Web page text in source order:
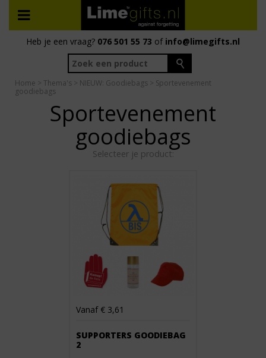
Heb je een vraag? 076 501 55 73 of info@limegifts.nl
Home > Thema's > NIEUW: Goodiebags > Sportevenement
goodiebags
Sportevenement
goodiebags
Selecteer je product:
Vanaf € 3,61
SUPPORTERS GOODIEBAG
2